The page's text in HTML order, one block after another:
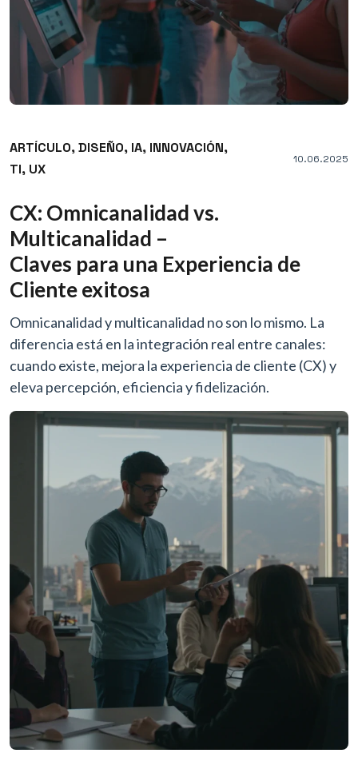
ARTÍCULO,DISEÑO, IA, INNOVACIÓN,
TI, UX
10.06.2025
CX: Omnicanalidad vs.
Multicanalidad –
Claves para una Experiencia de
Cliente exitosa
Omnicanalidad y multicanalidad no son lo mismo. La
diferencia está en la integración real entre canales:
cuando existe, mejora la experiencia de cliente (CX) y
eleva percepción, eficiencia y fidelización.